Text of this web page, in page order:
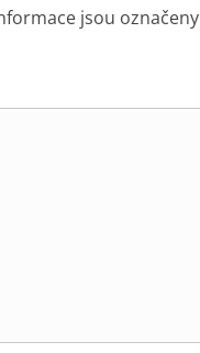
jsou označeny